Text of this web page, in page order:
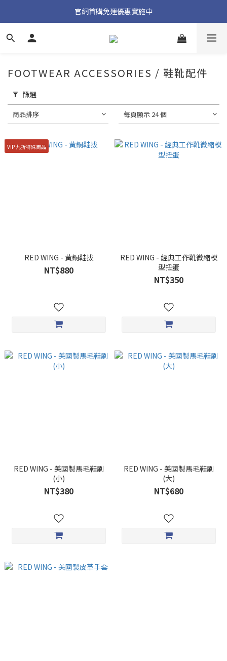
加入官方 LINE 獲取隱藏好禮
官網首購免運優惠實施中
加入官方 LINE 獲取隱藏好禮
FOOTWEAR ACCESSORIES / 鞋靴配件
篩選
商品排序 每頁顯示 24 個
VIP 九折特殊商品
RED WING - 黃銅鞋拔
NT$880
RED WING - 經典工作靴微縮模
型扭蛋
NT$350
RED WING - 美國製馬毛鞋刷
(小)
NT$380
RED WING - 美國製馬毛鞋刷
(大)
NT$680